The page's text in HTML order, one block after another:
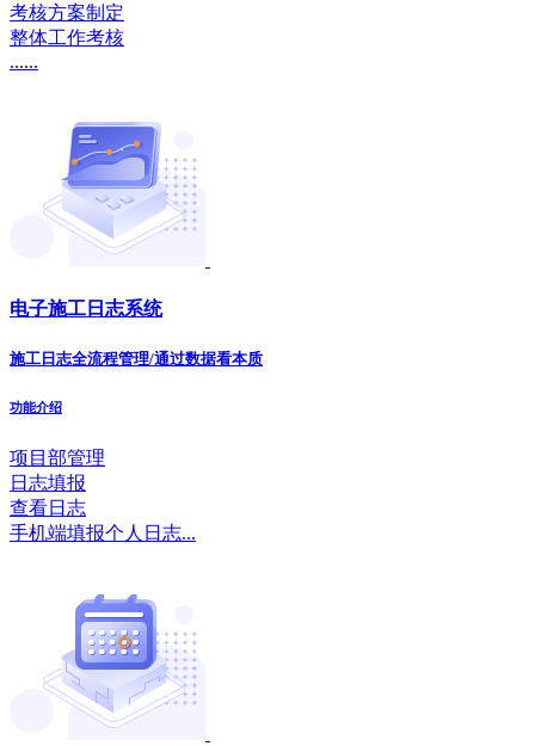
考核方案制定
整体工作考核
......
电子施工日志系统
施工日志全流程管理/通过数据看本质
功能介绍
项目部管理
日志填报
查看日志
手机端填报个人日志...